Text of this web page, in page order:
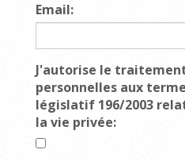
Email:
J'autorise le
personnelles aux
législatif 196/2003
la vie privée: